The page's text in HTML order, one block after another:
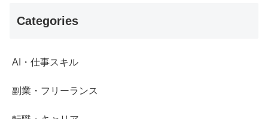
Categories
AI・仕事スキル
副業・フリーランス